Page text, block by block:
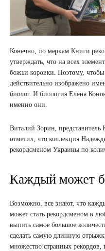
Конечно, по меркам Книги
утверждать, что на всех
божьи коровки. Поэтому, чтобы
действительно изображено
биолог. И биология Елена
именно они.
Виталий Зорин,
отметил, что коллекция
рекордсменом Украины по
Каждый может
Возможно, все знают, что
может стать рекордсменом в
выпить самое большое
сделать самую длинную
множество странных